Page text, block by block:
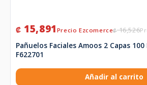
₡16,526
₡ 15,891
Pañuelos Faciales Amoos 2 Capas
F622701
Añadir al carrito